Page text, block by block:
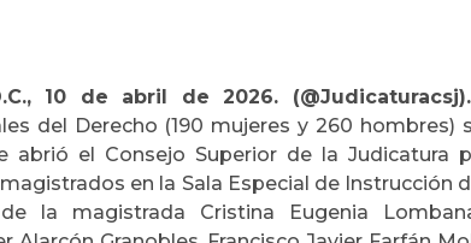
10 de abril de 2026.
del Derecho (190 mujeres y 260 hombres)
abrió el Consejo Superior de la Judicatura
en la Sala Especial de Instrucción
la magistrada Cristina Eugenia